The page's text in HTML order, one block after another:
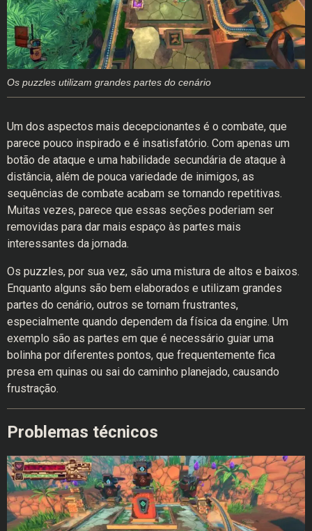
Os puzzles utilizam grandes partes do cenário
Um dos aspectos mais decepcionantes é o combate, que
parece pouco inspirado e é insatisfatório. Com apenas um
botão de ataque e uma habilidade secundária de ataque à
distância, além de pouca variedade de inimigos, as
sequências de combate acabam se tornando repetitivas.
Muitas vezes, parece que essas seções poderiam ser
removidas para dar mais espaço às partes mais
interessantes da jornada.
Os puzzles, por sua vez, são uma mistura de altos e baixos.
Enquanto alguns são bem elaborados e utilizam grandes
partes do cenário, outros se tornam frustrantes,
especialmente quando dependem da física da engine. Um
exemplo são as partes em que é necessário guiar uma
bolinha por diferentes pontos, que frequentemente fica
presa em quinas ou sai do caminho planejado, causando
frustração.
Problemas técnicos